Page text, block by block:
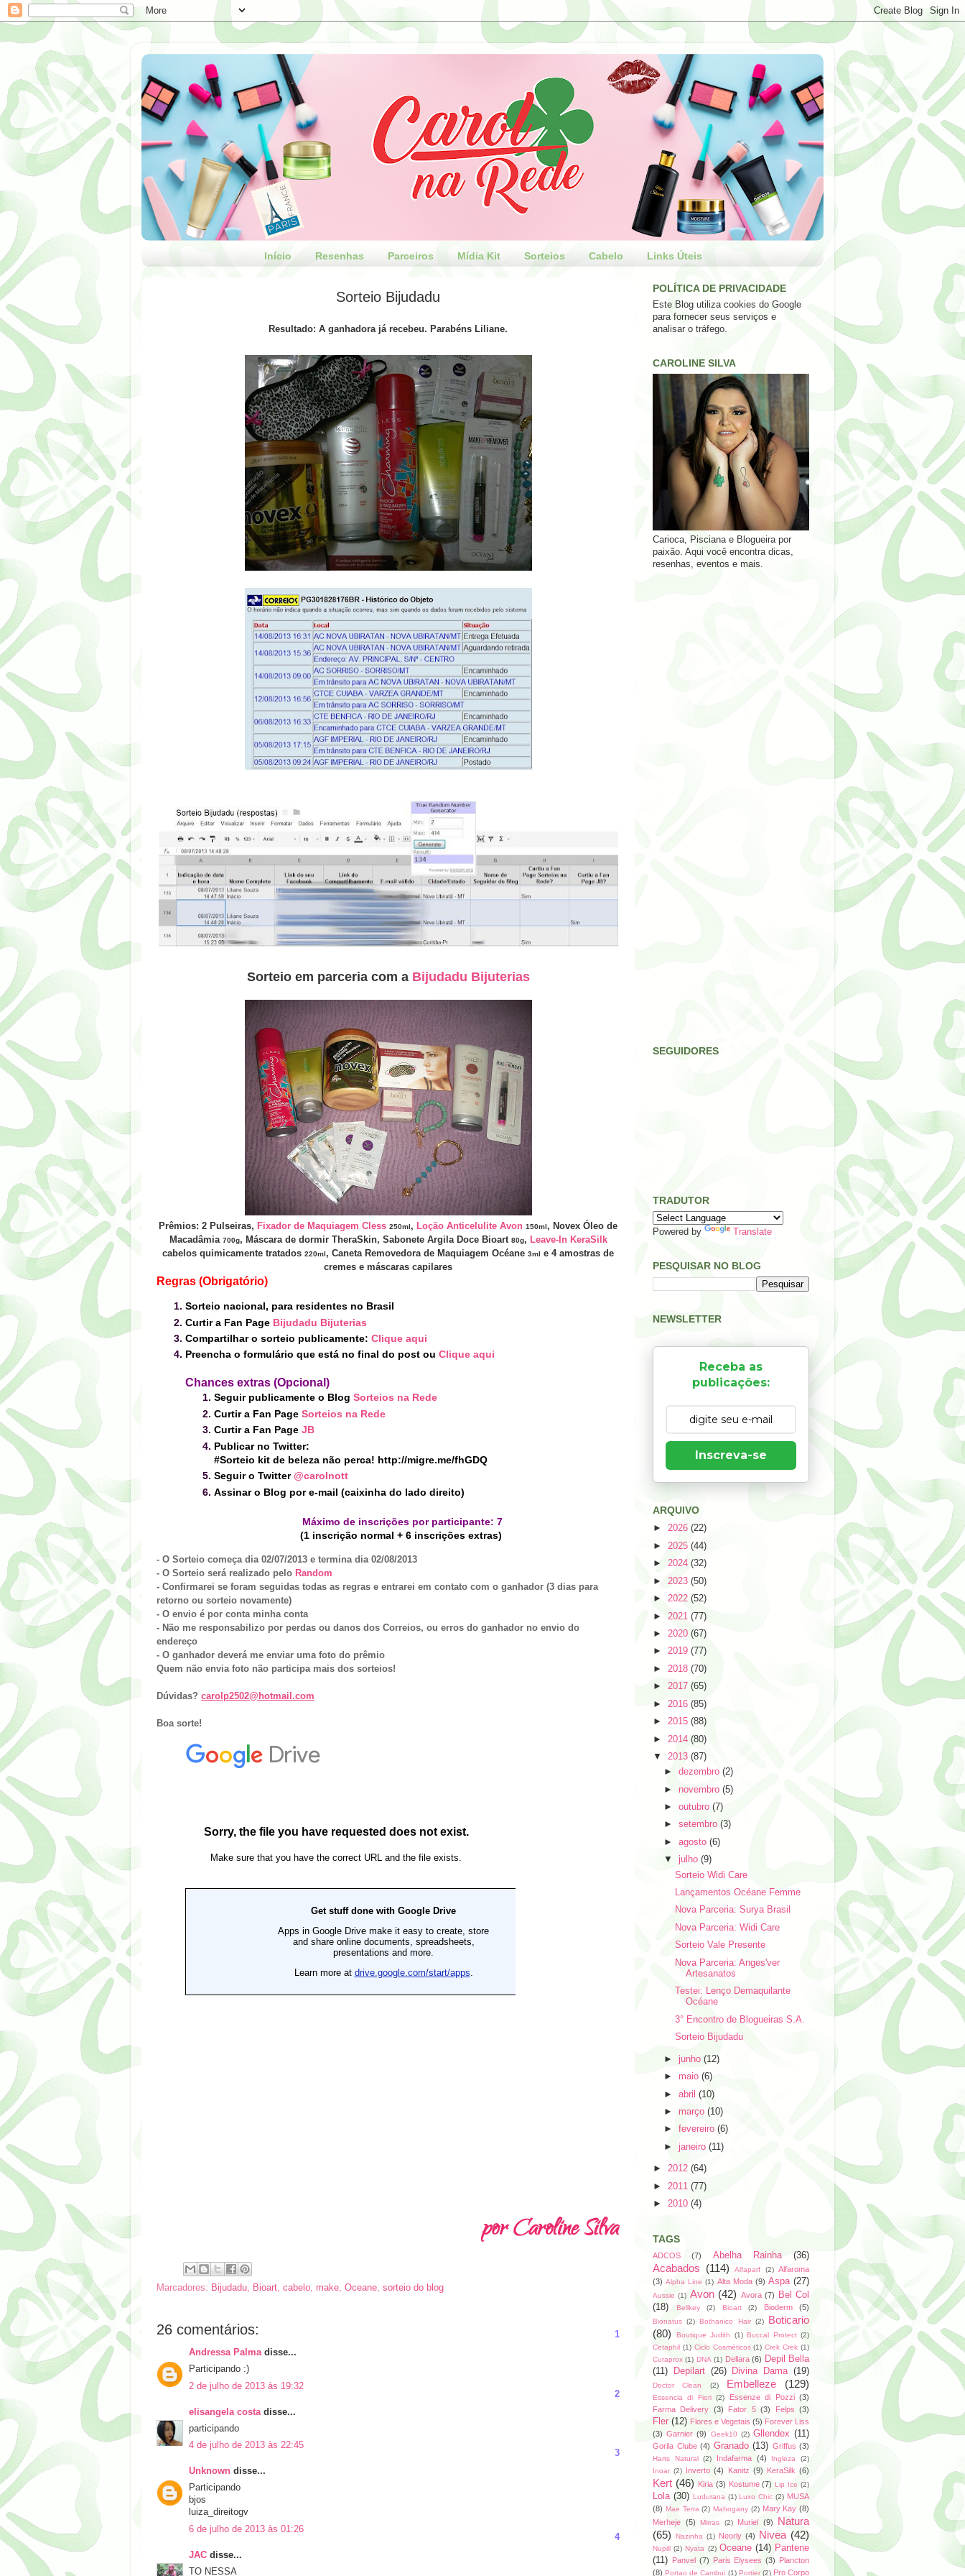
Início Resenhas Parceiros Mídia Kit Sorteios Cabelo Links Úteis
Sorteio Bijudadu
Resultado: A ganhadora já recebeu. Parabéns Liliane.
Sorteio em parceria com a Bijudadu Bijuterias
Prêmios: 2 Pulseiras, Fixador de Maquiagem Cless 250ml, Loção Anticelulite Avon 150ml, Novex Óleo de
Macadâmia 700g, Máscara de dormir TheraSkin, Sabonete Argila Doce Bioart 80g, Leave-In KeraSilk
cabelos quimicamente tratados 220ml, Caneta Removedora de Maquiagem Océane 3ml e 4 amostras de
cremes e máscaras capilares
Regras (Obrigatório)
Sorteio nacional, para residentes no Brasil
Curtir a Fan Page Bijudadu Bijuterias
Compartilhar o sorteio publicamente: Clique aqui
Preencha o formulário que está no final do post ou Clique aqui
Chances extras (Opcional)
Seguir publicamente o Blog Sorteios na Rede
Curtir a Fan Page Sorteios na Rede
Curtir a Fan Page JB
Publicar no Twitter:
#Sorteio kit de beleza não perca! http://migre.me/fhGDQ
Seguir o Twitter@carolnott
Assinar o Blog por e-mail (caixinha do lado direito)
Máximo de inscrições por participante: 7
(1 inscrição normal + 6 inscrições extras)
- O Sorteio começa dia 02/07/2013 e termina dia 02/08/2013
- O Sorteio será realizado pelo Random
- Confirmarei se foram seguidas todas as regras e entrarei em contato com o ganhador (3 dias para
retorno ou sorteio novamente)
- O envio é por conta minha conta
- Não me responsabilizo por perdas ou danos dos Correios, ou erros do ganhador no envio do
endereço
- O ganhador deverá me enviar uma foto do prêmio
Quem não envia foto não participa mais dos sorteios!
Dúvidas? carolp2502@hotmail.com
Boa sorte!
Marcadores: Bijudadu Bioart cabelo make Oceane sorteio do blog
26 comentários:
Andressa Palmadisse...
1
Participando :)
2 de julho de 2013 às 19:32
elisangela costa disse...
2
participando
4 de julho de 2013 às 22:45
Unknown disse...
3
Participando
bjos
luiza_direitogv
6 de julho de 2013 às 01:26
JAC disse...
4
TO NESSA
POLÍTICA DE PRIVACIDADE
Este Blog utiliza cookies do Google
para fornecer seus serviços e
analisar o tráfego.
CAROLINE SILVA
Carioca, Pisciana e Blogueira por
paixão. Aqui você encontra dicas,
resenhas, eventos e mais.
SEGUIDORES
TRADUTOR
Powered by Translate
PESQUISAR NO BLOG
NEWSLETTER
Receba as
publicações:
Inscreva-se
ARQUIVO
► 2026 (22)
► 2025 (44)
► 2024 (32)
► 2023 (50)
► 2022 (52)
► 2021 (77)
► 2020 (67)
► 2019 (77)
► 2018 (70)
► 2017 (65)
► 2016 (85)
► 2015 (88)
► 2014 (80)
▼ 2013 (87)
►dezembro(2)
► novembro(5)
►outubro(7)
►setembro(3)
►agosto(6)
▼julho(9)
Sorteio Widi Care
Lançamentos Océane Femme
Nova Parceria: Surya Brasil
Nova Parceria: Widi Care
Sorteio Vale Presente
Nova Parceria: Anges'ver
Artesanatos
Testei: Lenço Demaquilante
Océane
3° Encontro de Blogueiras S.A.
Sorteio Bijudadu
► junho(12)
► maio(6)
►abril(10)
►março(10)
►fevereiro(6)
►janeiro(11)
► 2012 (64)
► 2011 (77)
► 2010 (4)
TAGS
ADCOS (7) Abelha Rainha (36)
Acabados (114) Alfaparf (2) Alfaroma
(3) Alpha Line (1) Alta Moda (9) Aspa (27)
Aussie (1) Avon (42) Avora (7)
Bel Col
(18)
Bellkey (2) Bioart (2) Bioderm (5)
Bionatus (2) Bothanico Hair (2)
Boticario
(80)
Boutique Judith (1) Buccal Protect (2)
Cetaphil (1) Ciclo Cosméticos (1) Crek Crek (1)
Curaprox (1) DNA (1) Dellara (6) Depil Bella
(11)
Depilart (26) Divina Dama (19)
Doctor Clean (2) Embelleze (129)
Essencia di Fiori (2) Essenze di Pozzi (3)
Farma Delivery (3) Fator 5 (3) Felps (3)
Fler (12) Flores e Vegetais (5) Forever Liss
(3) Garnier (9) Geek10 (2) Gllendex (11)
Gorila Clube (4) Granado (13) Griffus (3)
Harts Natural (2) Indafarma (4) Ingleza
(2)
Inoar (2) Inverto (4) Kanitz (9) KeraSilk (6)
Kert (46) Kiria (3) Kostume (7) Lip Ice (2)
Lola (30) Ludurana (1) Luxo Chic (2) MUSA
(8) Mae Terra (2) Mahogany (2) Mary Kay (8)
Merheje (5) Mirras (2) Muriel (9)
Natura
(65)
Nazinha (1) Neorly (4) Nivea (42)
Nupill (2) Nyata (2) Oceane (14) Pantene
(11)
Panvel (7) Paris Elysees (3)
Plancton
(8) Portao de Cambui (1) Portier (2) Pro Corpo